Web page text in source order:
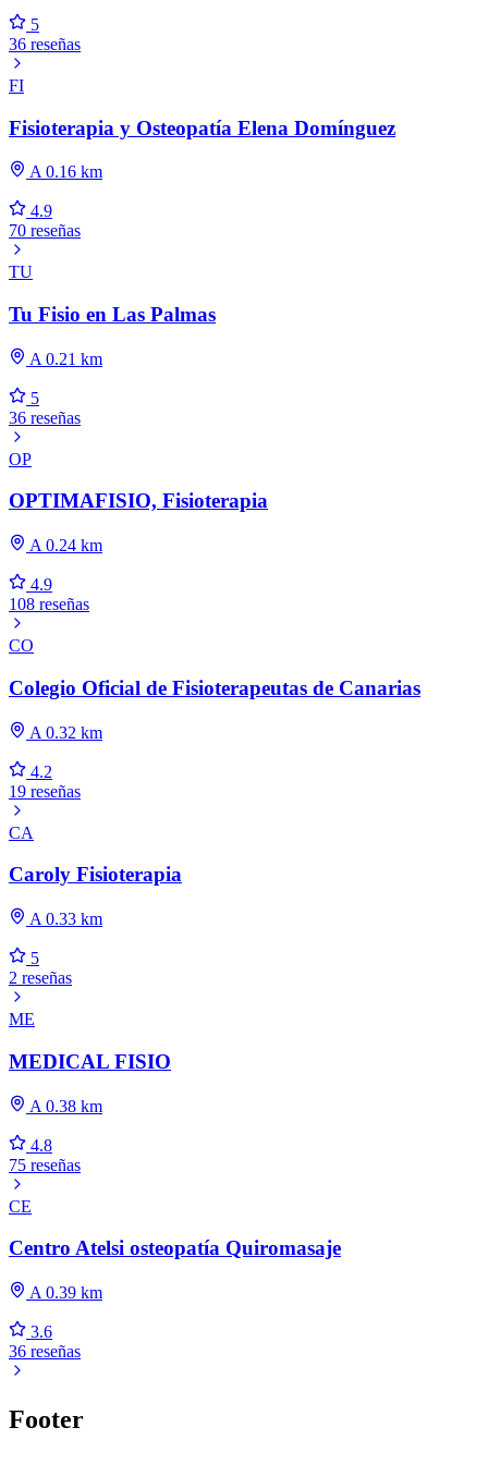
5
36 reseñas
FI
Fisioterapia y Osteopatía Elena Domínguez
A 0.16 km
4.9
70 reseñas
TU
Tu Fisio en Las Palmas
A 0.21 km
5
36 reseñas
OP
OPTIMAFISIO, Fisioterapia
A 0.24 km
4.9
108 reseñas
CO
Colegio Oficial de Fisioterapeutas de Canarias
A 0.32 km
4.2
19 reseñas
CA
Caroly Fisioterapia
A 0.33 km
5
2 reseñas
ME
MEDICAL FISIO
A 0.38 km
4.8
75 reseñas
CE
Centro Atelsi osteopatía Quiromasaje
A 0.39 km
3.6
36 reseñas
Footer